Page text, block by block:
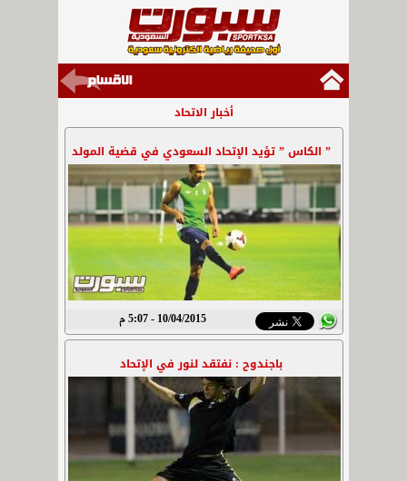
أخبار الاتحاد
” الكاس ” تؤيد الإتحاد السعودي في قضية المولد
10/04/2015 - 5:07 م
باجندوح : نفتقد لنور في الإتحاد